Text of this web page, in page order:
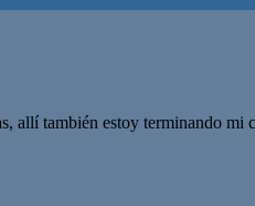
allí también estoy terminando mi